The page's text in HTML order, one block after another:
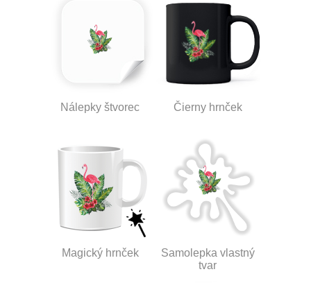
Nálepky štvorec Čierny hrnček
Magický hrnček
Samolepka vlastný
tvar